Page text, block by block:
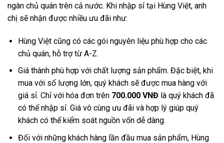
ngàn chủ quán trên cả nước. Khi nhập sỉ tại Hùng Việt, anh
chị sẽ nhận được nhiều ưu đãi như:
Hùng Việt cũng có các gói nguyên liệu phù hợp cho các
chủ quán, hỗ trợ từ A-Z.
Giá thành phù hợp với chất lượng sản phẩm. Đặc biệt, khi
mua với số lượng lớn, quý khách sẽ được mua hàng với
giá sỉ. Chỉ với hóa đơn trên 700.000 VNĐ là quý khách đã
có thể nhập sỉ. Giá vô cùng ưu đãi và hợp lý giúp quý
khách có thể kiểm soát nguồn vốn dễ dàng.
Đối với những khách hàng lần đầu mua sản phẩm, Hùng